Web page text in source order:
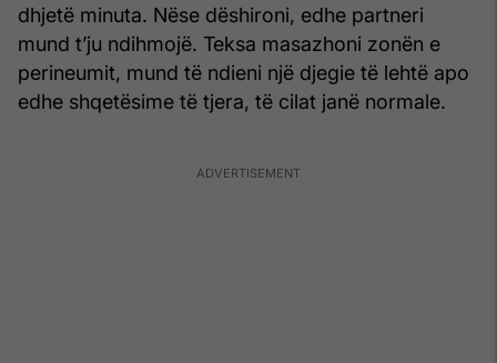
dhjetë minuta. Nëse dëshironi, edhe partneri
mund t’ju ndihmojë. Teksa masazhoni zonën e
perineumit, mund të ndieni një djegie të lehtë apo
edhe shqetësime të tjera, të cilat janë normale.